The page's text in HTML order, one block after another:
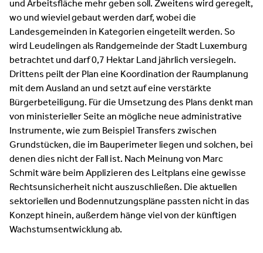
und Arbeitsfläche mehr geben soll. Zweitens wird geregelt,
wo und wieviel gebaut werden darf, wobei die
Landesgemeinden in Kategorien eingeteilt werden. So
wird Leudelingen als Randgemeinde der Stadt Luxemburg
betrachtet und darf 0,7 Hektar Land jährlich versiegeln.
Drittens peilt der Plan eine Koordination der Raumplanung
mit dem Ausland an und setzt auf eine verstärkte
Bürgerbeteiligung. Für die Umsetzung des Plans denkt man
von ministerieller Seite an mögliche neue administrative
Instrumente, wie zum Beispiel Transfers zwischen
Grundstücken, die im Bauperimeter liegen und solchen, bei
denen dies nicht der Fall ist. Nach Meinung von Marc
Schmit wäre beim Applizieren des Leitplans eine gewisse
Rechtsunsicherheit nicht auszuschließen. Die aktuellen
sektoriellen und Bodennutzungspläne passten nicht in das
Konzept hinein, außerdem hänge viel von der künftigen
Wachstumsentwicklung ab.